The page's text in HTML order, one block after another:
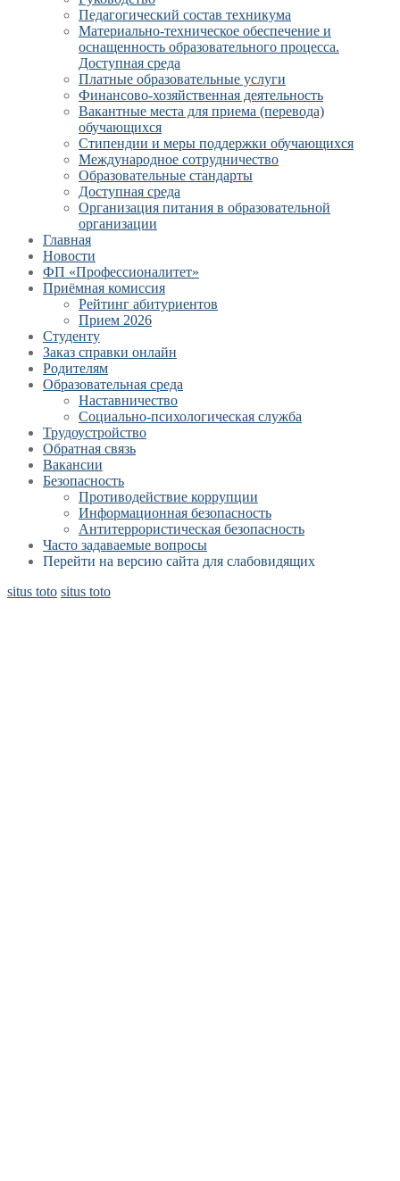
Педагогический состав техникума
Материально-техническое обеспечение и
оснащенность образовательного процесса.
Доступная среда
Платные образовательные услуги
Финансово-хозяйственная деятельность
Вакантные места для приема (перевода)
обучающихся
Стипендии и меры поддержки обучающихся
Международное сотрудничество
Образовательные стандарты
Доступная среда
Организация питания в образовательной
организации
Главная
Новости
ФП «Профессионалитет»
Приёмная комиссия
Рейтинг абитуриентов
Прием 2026
Студенту
Заказ справки онлайн
Родителям
Образовательная среда
Наставничество
Социально-психологическая служба
Трудоустройство
Обратная связь
Вакансии
Безопасность
Противодействие коррупции
Информационная безопасность
Антитеррористическая безопасность
Часто задаваемые вопросы
Перейти на версию сайта для слабовидящих
situs toto situs toto